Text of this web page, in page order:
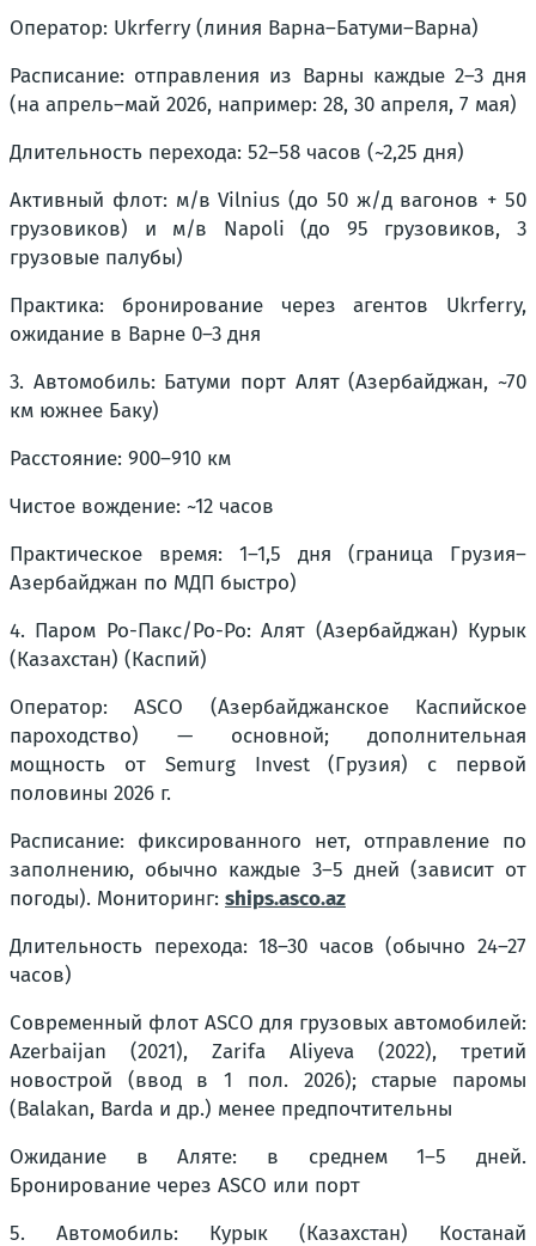
Оператор: Ukrferry (линия Варна–Батуми–Варна)
Расписание: отправления из Варны каждые 2–3 дня
(на апрель–май 2026, например: 28, 30 апреля, 7 мая)
Длительность перехода: 52–58 часов (~2,25 дня)
Активный флот: м/в Vilnius (до 50 ж/д вагонов + 50
грузовиков) и м/в Napoli (до 95 грузовиков, 3
грузовые палубы)
Практика: бронирование через агентов Ukrferry,
ожидание в Варне 0–3 дня
3. Автомобиль: Батуми порт Алят (Азербайджан, ~70
км южнее Баку)
Расстояние: 900–910 км
Чистое вождение: ~12 часов
Практическое время: 1–1,5 дня (граница Грузия–
Азербайджан по МДП быстро)
4. Паром Ро-Пакс/Ро-Ро: Алят (Азербайджан) Курык
(Казахстан) (Каспий)
Оператор: ASCO (Азербайджанское Каспийское
пароходство) — основной; дополнительная
мощность от Semurg Invest (Грузия) с первой
половины 2026 г.
Расписание: фиксированного нет, отправление по
заполнению, обычно каждые 3–5 дней (зависит от
погоды). Мониторинг: ships.asco.az
Длительность перехода: 18–30 часов (обычно 24–27
часов)
Современный флот ASCO для грузовых автомобилей:
Azerbaijan (2021), Zarifa Aliyeva (2022), третий
новострой (ввод в 1 пол. 2026); старые паромы
(Balakan, Barda и др.) менее предпочтительны
Ожидание в Аляте: в среднем 1–5 дней.
Бронирование через ASCO или порт
5. Автомобиль: Курык (Казахстан) Костанай